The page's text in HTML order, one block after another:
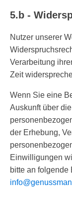
5.b -
Nutzer unserer
Verarbeitung
Zeit
Wenn Sie eine
Auskunft über
der Erhebung,
Einwilligungen
bitte an folgende